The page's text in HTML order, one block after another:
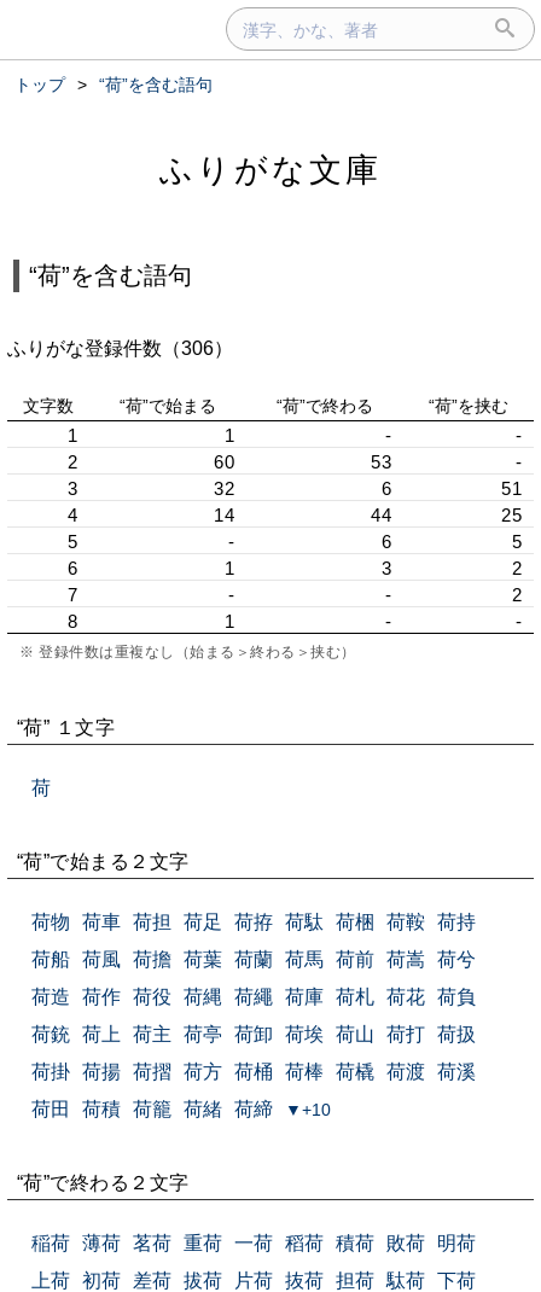
トップ > “荷”を含む語句
ふりがな文庫
“荷”を含む語句
ふりがな登録件数（306）
文字数 “荷”で始まる “荷”で終わる “荷”を挟む
1 1 -
-
2
60 53
-
3
32 6
51
4
14 44
25
5
- 6
5
6
1 3
2
7
- -
2
8
1 - -
※ 登録件数は重複なし（始まる＞終わる＞挟む）
“荷” １文字
荷
“荷”で始まる２文字
荷物 荷車 荷担 荷足 荷拵 荷駄 荷梱 荷鞍 荷持
荷船 荷風 荷擔 荷葉 荷蘭 荷馬 荷前 荷嵩 荷兮
荷造
荷作 荷役 荷縄 荷繩 荷庫 荷札 荷花 荷負
荷銃 荷上 荷主 荷亭 荷卸 荷埃 荷山 荷打 荷扱
荷掛 荷揚 荷摺 荷方 荷桶 荷棒 荷橇 荷渡 荷溪
荷田
荷積 荷籠 荷緒 荷締 ▼+10
“荷”で終わる２文字
稲荷 薄荷 茗荷 重荷 一荷 稻荷 積荷 敗荷
明荷
上荷 初荷 差荷 拔荷 片荷 抜荷 担荷 駄荷 下荷